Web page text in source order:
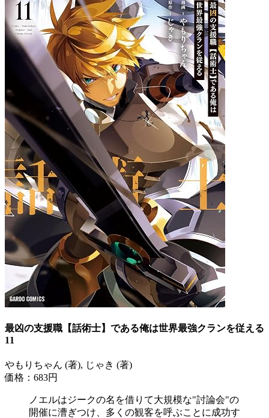
最凶の支援職【話術士】である俺は世界最強クランを従える
11
やもりちゃん (著), じゃき (著)
価格：683円
ノエルはジークの名を借りて大規模な"討論会"の
開催に漕ぎつけ、多くの観客を呼ぶことに成功す